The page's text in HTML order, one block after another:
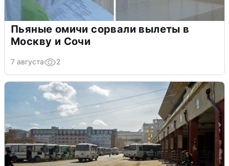
Пьяные омичи сорвали вылеты в
Москву и Сочи
7 августа 2